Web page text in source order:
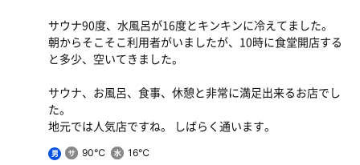
サウナ90度、水風呂が16度とキンキンに冷えてました。
朝からそこそこ利用者がいましたが、10時に食堂開店する
と多少、空いてきました。
サウナ、お風呂、食事、休憩と非常に満足出来るお店でし
た。
地元では人気店ですね。 しばらく通います。
男 90℃ 16℃